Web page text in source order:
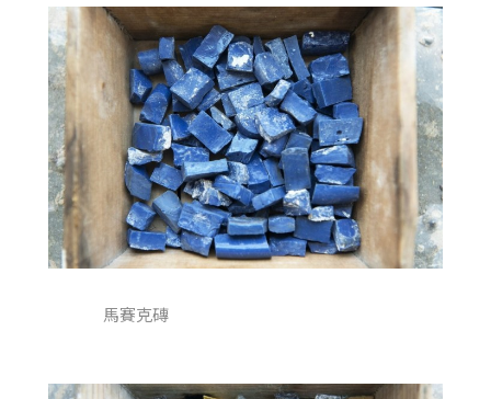
馬賽克磚